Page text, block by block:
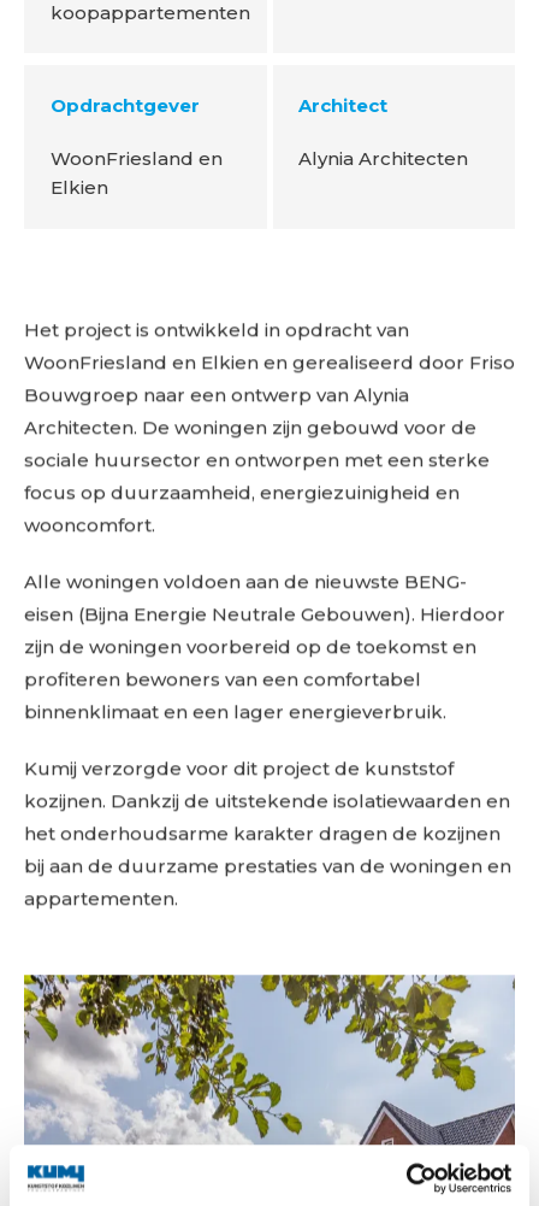
koopappartementen
Opdrachtgever
WoonFriesland en
Elkien
Architect
Alynia Architecten
Het project is ontwikkeld in opdracht van
WoonFriesland en Elkien en gerealiseerd door Friso
Bouwgroep naar een ontwerp van Alynia
Architecten. De woningen zijn gebouwd voor de
sociale huursector en ontworpen met een sterke
focus op duurzaamheid, energiezuinigheid en
wooncomfort.
Alle woningen voldoen aan de nieuwste BENG-
eisen (Bijna Energie Neutrale Gebouwen). Hierdoor
zijn de woningen voorbereid op de toekomst en
profiteren bewoners van een comfortabel
binnenklimaat en een lager energieverbruik.
Kumij verzorgde voor dit project de kunststof
kozijnen. Dankzij de uitstekende isolatiewaarden en
het onderhoudsarme karakter dragen de kozijnen
bij aan de duurzame prestaties van de woningen en
appartementen.